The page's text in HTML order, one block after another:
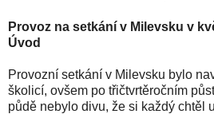
Provoz na setkání v Milevsku v
Úvod
Provozní setkání v Milevsku bylo
školicí, ovšem po třičtvrtěročním
půdě nebylo divu, že si každý chtěl